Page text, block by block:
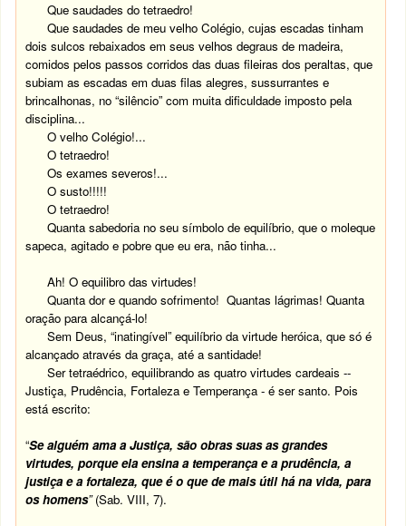
Que saudades do tetraedro!
Que saudades de meu velho Colégio, cujas escadas tinham
dois sulcos rebaixados em seus velhos degraus de madeira,
comidos pelos passos corridos das duas fileiras dos peraltas, que
subiam as escadas em duas filas alegres, sussurrantes e
brincalhonas, no “silêncio” com muita dificuldade imposto pela
disciplina...
O velho Colégio!...
O tetraedro!
Os exames severos!...
O susto!!!!!
O tetraedro!
Quanta sabedoria no seu símbolo de equilíbrio, que o moleque
sapeca, agitado e pobre que eu era, não tinha...
Ah! O equilibro das virtudes!
Quanta dor e quando sofrimento! Quantas lágrimas! Quanta
oração para alcançá-lo!
Sem Deus, “inatingível” equilíbrio da virtude heróica, que só é
alcançado através da graça, até a santidade!
Ser tetraédrico, equilibrando as quatro virtudes cardeais --
Justiça, Prudência, Fortaleza e Temperança - é ser santo. Pois
está escrito:
“Se alguém ama a Justiça, são obras suas as grandes
virtudes, porque ela ensina a temperança e a prudência, a
justiça e a fortaleza, que é o que de mais útil há na vida, para
os homens”(Sab. VIII, 7).